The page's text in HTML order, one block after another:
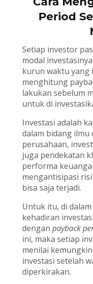
Period
Setiap investor
modal
kurun waktu yang
menghitung
lakukan sebelum
untuk di
Investasi adalah
dalam bidang
perusahaan,
juga pendekatan
performa
mengantisipasi
bisa saja terjadi.
Untuk itu, di
kehadiran
dengan payback
ini, maka setiap
menilai
investasi setelah
diperkirakan.